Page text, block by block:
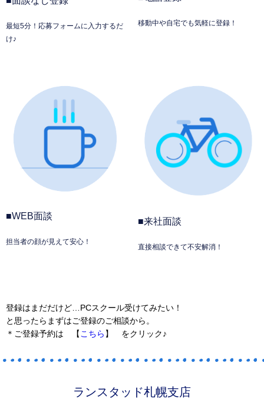
最短5分！応募フォームに入力するだ
け♪
移動中や自宅でも気軽に登録！
■WEB面談
担当者の顔が見えて安心！
■来社面談
直接相談できて不安解消！
登録はまだだけど…PCスクール受けてみたい！
と思ったらまずはご登録のご相談から。
＊ご登録予約は 【 こちら 】 をクリック♪
ランスタッド札幌支店